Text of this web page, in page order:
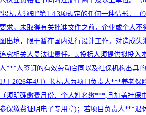
投标人须知”第1.4.3项规定的任何一种情形。（
求，未取得有关批准文件之前，企业或个人不
出境，限于暂在国内进行设计工作。对造成失
究相关人员法律责任。5.投标人须提供拟投入
***人签订的有效劳动合同以及社保机构出具
月-2026年4月）投标人为项目负责人***养老保
须明确缴费月份、个人姓名缴***,且加盖社保
保缴费证明电子专用章)；若项目负责人***退